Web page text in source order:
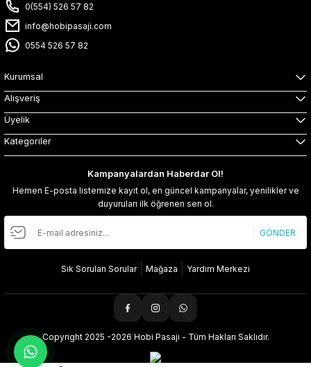
0(554) 526 57 82
info@hobipasaji.com
0554 526 57 82
Kurumsal
Alışveriş
Üyelik
Kategoriler
Kampanyalardan Haberdar Ol!
Hemen E-posta listemize kayıt ol, en güncel kampanyalar, yenilikler ve
duyuruları ilk öğrenen sen ol.
GÖNDER
Sık Sorulan Sorular Mağaza Yardım Merkezi
Copyright 2025 -2026 Hobi Pasajı - Tüm Hakları Saklıdır.